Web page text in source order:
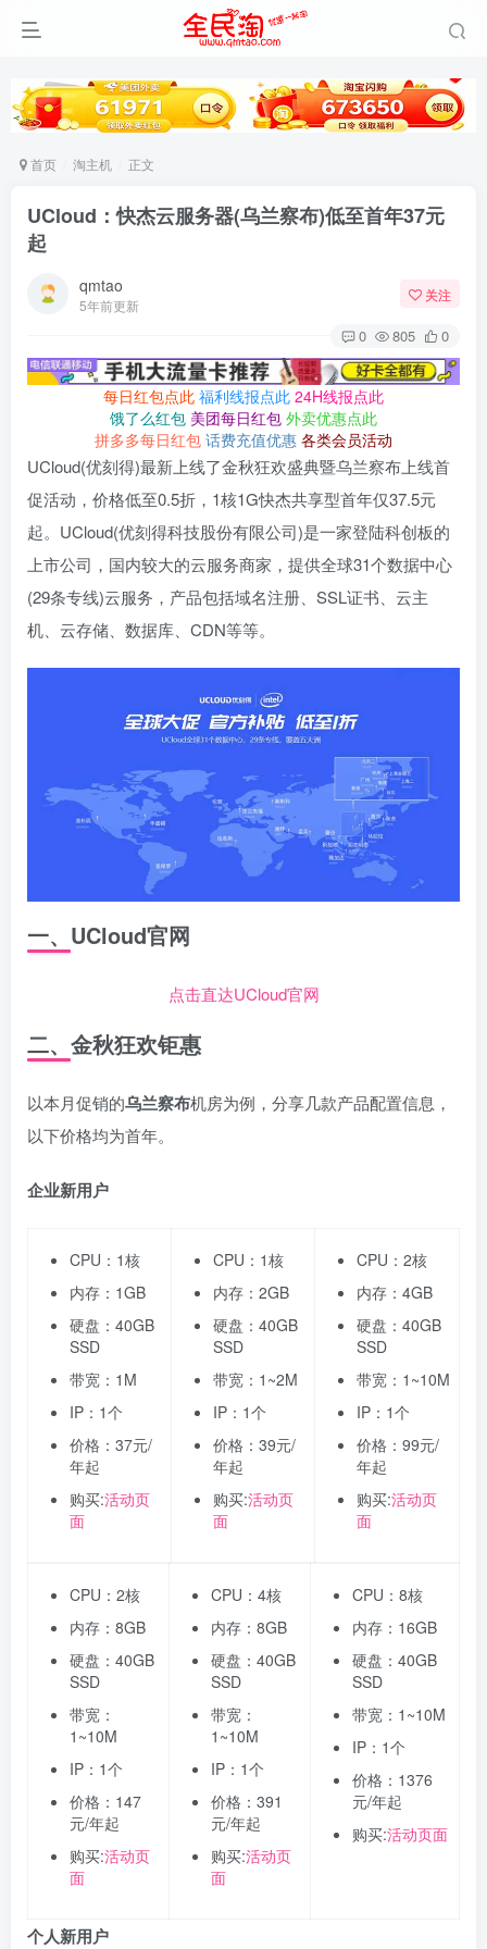
首页 淘主机 正文
UCloud：快杰云服务器(乌兰察布)低至首年37元
起
qmtao
5年前更新
关注
0 805 0
每日红包点此 福利线报点此 24H线报点此
饿了么红包 美团每日红包 外卖优惠点此
拼多多每日红包 话费充值优惠 各类会员活动
UCloud(优刻得)最新上线了金秋狂欢盛典暨乌兰察布上线首
促活动，价格低至0.5折，1核1G快杰共享型首年仅37.5元
起。UCloud(优刻得科技股份有限公司)是一家登陆科创板的
上市公司，国内较大的云服务商家，提供全球31个数据中心
(29条专线)云服务，产品包括域名注册、SSL证书、云主
机、云存储、数据库、CDN等等。
一、UCloud官网
点击直达UCloud官网
二、金秋狂欢钜惠
以本月促销的乌兰察布机房为例，分享几款产品配置信息，
以下价格均为首年。
企业新用户
CPU：1核
内存：1GB
硬盘：40GB
SSD
带宽：1M
IP：1个
价格：37元/
年起
购买:活动页
面
CPU：1核
内存：2GB
硬盘：40GB
SSD
带宽：1~2M
IP：1个
价格：39元/
年起
购买:活动页
面
CPU：2核
内存：4GB
硬盘：40GB
SSD
带宽：1~10M
IP：1个
价格：99元/
年起
购买:活动页
面
CPU：2核
内存：8GB
硬盘：40GB
SSD
带宽：
1~10M
IP：1个
价格：147
元/年起
购买:活动页
面
CPU：4核
内存：8GB
硬盘：40GB
SSD
带宽：
1~10M
IP：1个
价格：391
元/年起
购买:活动页
面
CPU：8核
内存：16GB
硬盘：40GB
SSD
带宽：1~10M
IP：1个
价格：1376
元/年起
购买:活动页面
个人新用户